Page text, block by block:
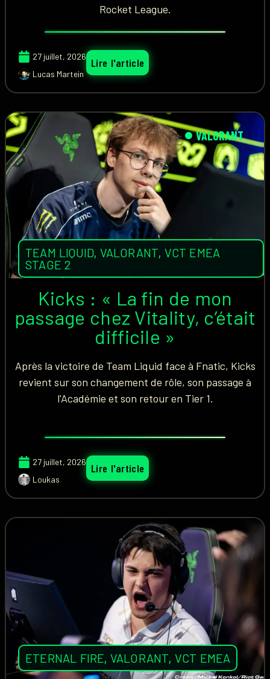
Rocket League.
27 juillet, 2026
Lucas Martein
Lire l'article
VALORANT
TEAM LIQUID, VALORANT, VCT EMEA
STAGE 2
Kicks : « La fin de mon
passage chez Vitality, c’était
difficile »
Après la victoire de Team Liquid face à Fnatic, Kicks
revient sur son changement de rôle, son passage à
l'Académie et son retour en Tier 1.
27 juillet, 2026
Loukas
Lire l'article
ETERNAL FIRE, VALORANT, VCT EMEA